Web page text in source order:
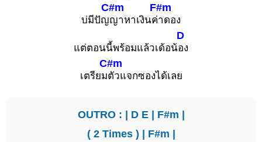
บ่มีปัญ
C#m
ญาหาเงินค่
F#m
าดอง
แต่ตอนนี้พร้อมแล้วเด้อน้
D
อง
เตรียม
C#m
ตัวแจกซองได้เลย
OUTRO : | D E| F#m |
( 2 Times ) | F#m |